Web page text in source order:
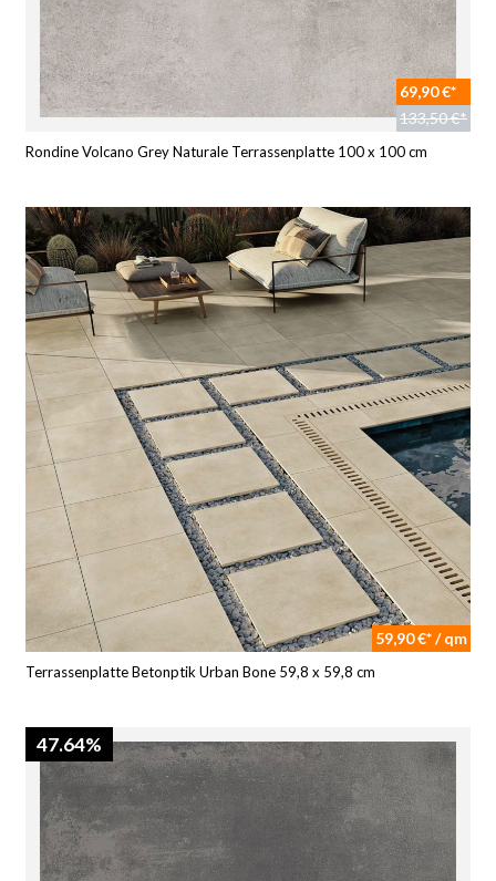
69,90 €*
133,50 €*
Rondine Volcano Grey Naturale Terrassenplatte 100 x 100 cm
59,90 €* / qm
Terrassenplatte Betonptik Urban Bone 59,8 x 59,8 cm
47.64%